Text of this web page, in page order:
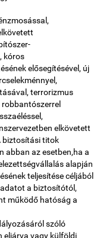
kóros
elősegítésével, új
terrorizmus
elkövetett
biztosítási titok
abban az esetben,ha a
alapján
teljesítése céljából
a biztosítótól,
működő hatóság a
szóló
eljárva vagy külföldi